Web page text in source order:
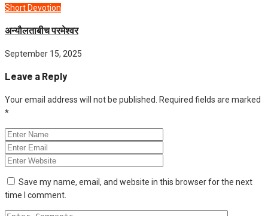
Short Devotion
अन्यौलताबीच परमेश्‍वर
September 15, 2025
Leave a Reply
Your email address will not be published. Required fields are marked
*
Save my name, email, and website in this browser for the next
time I comment.